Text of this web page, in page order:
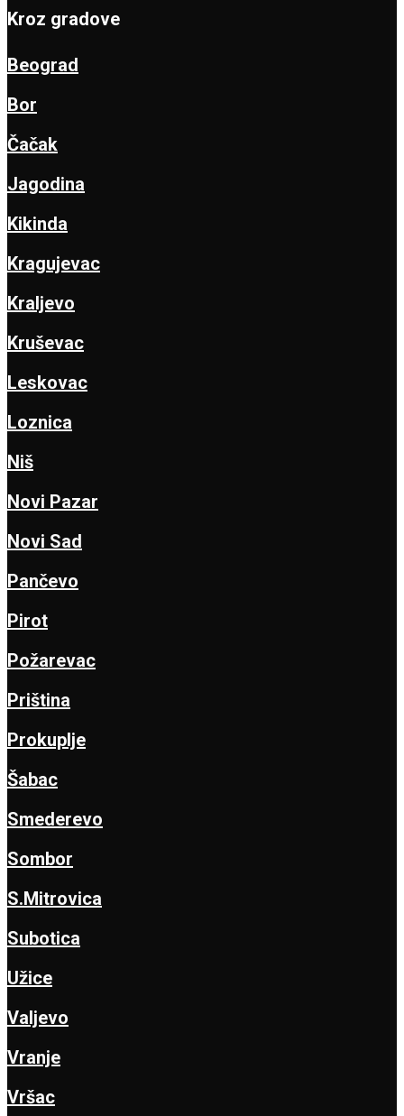
Kroz gradove
Beograd
Bor
Čačak
Jagodina
Kikinda
Kragujevac
Kraljevo
Kruševac
Leskovac
Loznica
Niš
Novi Pazar
Novi Sad
Pančevo
Pirot
Požarevac
Priština
Prokuplje
Šabac
Smederevo
Sombor
S.Mitrovica
Subotica
Užice
Valjevo
Vranje
Vršac